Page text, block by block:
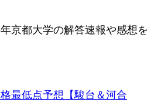
京都大学の解答速報や感想を
最低点予想【駿台＆河合